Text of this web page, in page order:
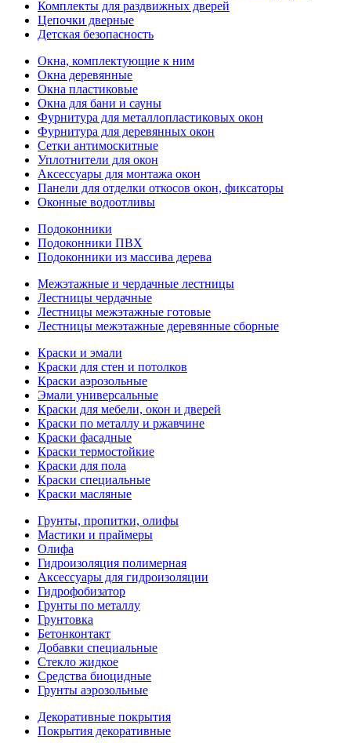
Комплекты для раздвижных дверей
Цепочки дверные
Детская безопасность
Окна, комплектующие к ним
Окна деревянные
Окна пластиковые
Окна для бани и сауны
Фурнитура для металлопластиковых окон
Фурнитура для деревянных окон
Сетки антимоскитные
Уплотнители для окон
Аксессуары для монтажа окон
Панели для отделки откосов окон, фиксаторы
Оконные водоотливы
Подоконники
Подоконники ПВХ
Подоконники из массива дерева
Межэтажные и чердачные лестницы
Лестницы чердачные
Лестницы межэтажные готовые
Лестницы межэтажные деревянные сборные
Краски и эмали
Краски для стен и потолков
Краски аэрозольные
Эмали универсальные
Краски для мебели, окон и дверей
Краски по металлу и ржавчине
Краски фасадные
Краски термостойкие
Краски для пола
Краски специальные
Краски масляные
Грунты, пропитки, олифы
Мастики и праймеры
Олифа
Гидроизоляция полимерная
Аксессуары для гидроизоляции
Гидрофобизатор
Грунты по металлу
Грунтовка
Бетонконтакт
Добавки специальные
Стекло жидкое
Средства биоцидные
Грунты аэрозольные
Декоративные покрытия
Покрытия декоративные